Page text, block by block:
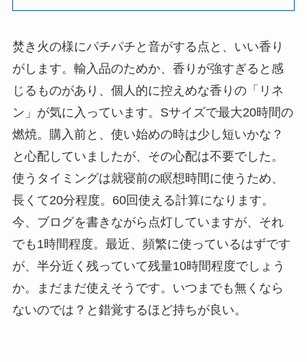
焚き火の様にパチパチと音がする点と、いい香り
がします。輸入品のためか、香りが強すぎると感
じるものがあり、個人的に控えめな香りの「リネ
ン」が気に入っています。Sサイズで最大20時間の
燃焼。購入前と、使い始めの時は少し短いかな？
と心配していましたが、その心配は不要でした。
使うタイミングは就寝前の瞑想時間に使うため、
長くて20分程度。60回使える計算になります。
今、ブログを書きながら点灯していますが、それ
でも1時間程度。最近、頻繁に使っているはずです
が、半分近く残っていて残量10時間程度でしょう
か。まだまだ使えそうです。いつまでも無くなら
ないのでは？と錯覚するほど持ちが良い。